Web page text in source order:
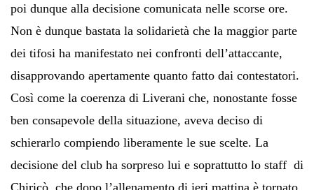
poi dunque alla decisione comunicata nelle scorse ore.
Non è dunque bastata la solidarietà che la maggior parte
dei tifosi ha manifestato nei confronti dell’attaccante,
disapprovando apertamente quanto fatto dai contestatori.
Così come la coerenza di Liverani che, nonostante fosse
ben consapevole della situazione, aveva deciso di
schierarlo compiendo liberamente le sue scelte. La
decisione del club ha sorpreso lui e soprattutto lo staff di
Chiricò, che dopo l’allenamento di ieri mattina è tornato